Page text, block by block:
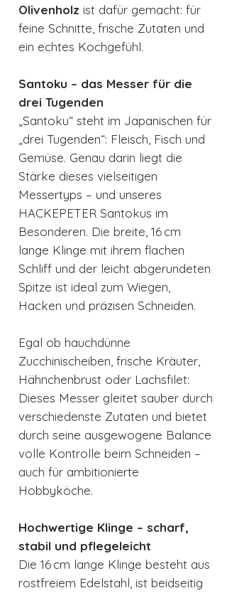
Olivenholz ist dafür gemacht: für
feine Schnitte, frische Zutaten und
ein echtes Kochgefühl.
Santoku – das Messer für die
drei Tugenden
„Santoku“ steht im Japanischen für
„drei Tugenden“: Fleisch, Fisch und
Gemüse. Genau darin liegt die
Stärke dieses vielseitigen
Messertyps – und unseres
HACKEPETER Santokus im
Besonderen. Die breite, 16 cm
lange Klinge mit ihrem flachen
Schliff und der leicht abgerundeten
Spitze ist ideal zum Wiegen,
Hacken und präzisen Schneiden.
Egal ob hauchdünne
Zucchinischeiben, frische Kräuter,
Hähnchenbrust oder Lachsfilet:
Dieses Messer gleitet sauber durch
verschiedenste Zutaten und bietet
durch seine ausgewogene Balance
volle Kontrolle beim Schneiden –
auch für ambitionierte
Hobbyköche.
Hochwertige Klinge – scharf,
stabil und pflegeleicht
Die 16 cm lange Klinge besteht aus
rostfreiem Edelstahl, ist beidseitig